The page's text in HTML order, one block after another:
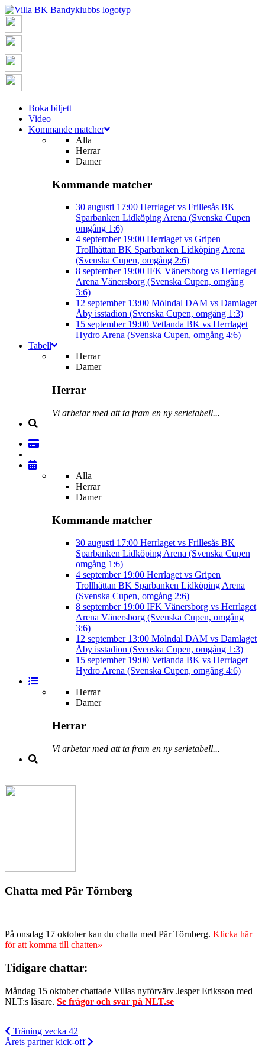
Boka biljett
Video
Kommande matcher
Alla
Herrar
Damer
Kommande matcher
30 augusti 17:00 Herrlaget vs Frillesås BK
Sparbanken Lidköping Arena (Svenska Cupen
omgång 1:6)
4 september 19:00 Herrlaget vs Gripen
Trollhättan BK Sparbanken Lidköping Arena
(Svenska Cupen, omgång 2:6)
8 september 19:00 IFK Vänersborg vs Herrlaget
Arena Vänersborg (Svenska Cupen, omgång
3:6)
12 september 13:00 Mölndal DAM vs Damlaget
Åby isstadion (Svenska Cupen, omgång 1:3)
15 september 19:00 Vetlanda BK vs Herrlaget
Hydro Arena (Svenska Cupen, omgång 4:6)
Tabell
Herrar
Damer
Herrar
Vi arbetar med att ta fram en ny serietabell...
Alla
Herrar
Damer
Kommande matcher
30 augusti 17:00 Herrlaget vs Frillesås BK
Sparbanken Lidköping Arena (Svenska Cupen
omgång 1:6)
4 september 19:00 Herrlaget vs Gripen
Trollhättan BK Sparbanken Lidköping Arena
(Svenska Cupen, omgång 2:6)
8 september 19:00 IFK Vänersborg vs Herrlaget
Arena Vänersborg (Svenska Cupen, omgång
3:6)
12 september 13:00 Mölndal DAM vs Damlaget
Åby isstadion (Svenska Cupen, omgång 1:3)
15 september 19:00 Vetlanda BK vs Herrlaget
Hydro Arena (Svenska Cupen, omgång 4:6)
Herrar
Damer
Herrar
Vi arbetar med att ta fram en ny serietabell...
Chatta med Pär Törnberg
På onsdag 17 oktober kan du chatta med Pär Törnberg. Klicka här
för att komma till chatten»
Tidigare chattar:
Måndag 15 oktober chattade Villas nyförvärv Jesper Eriksson med
NLT:s läsare. Se frågor och svar på NLT.se
Träning vecka 42
Årets partner kick-off